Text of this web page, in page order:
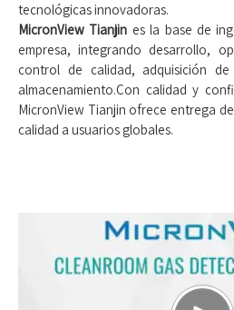
tecnológicas innovadoras.
MicronView Tianjin es la base de
empresa, integrando desarrollo,
control de calidad, adquisición
almacenamiento.Con calidad y
MicronView Tianjin ofrece entrega
calidad a usuarios globales.